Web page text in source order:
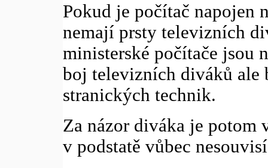
Pokud je počítač napojen
nemají prsty televizních
ministerské počítače jsou
boj televizních diváků ale
stranických technik.
Za názor diváka je potom
v podstatě vůbec